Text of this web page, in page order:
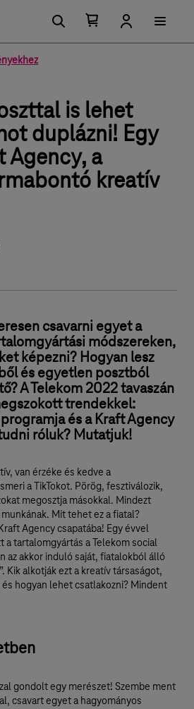
is lehet
duplázni! Egy
Agency, a
kreatív
csavarni egyet a
módszereken,
képezni? Hogyan lesz
és egyetlen posztból
A Telekom 2022 tavaszán
trendekkel:
és a Kraft Agency
róluk? Mutatjuk!
van érzéke és kedve a
a TikTokot. Pörög, fesztiválozik,
megosztja másokkal. Mindezt
Mit tehet ez a fiatal?
Agency csapatába! Egy évvel
tartalomgyártás a Telekom social
az akkor induló saját, fiatalokból álló
Kik alkotják ezt a kreatív társaságot,
hogyan lehet csatlakozni? Mindent
gondolt egy merészet! Szembe ment
csavart egyet a hagyományos